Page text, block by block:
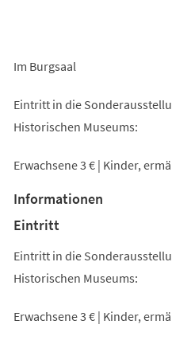
Im Burgsaal
Eintritt in die
Historischen Museums:
Erwachsene 3 € | Kinder,
Informationen
Eintritt
Eintritt in die
Historischen Museums:
Erwachsene 3 € | Kinder,